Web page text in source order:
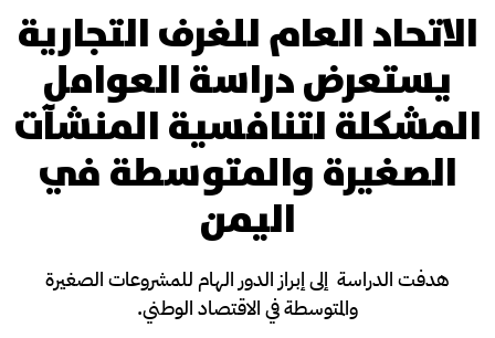
الاتحاد العام للغرف التجارية
يستعرض دراسة العوامل
المشكلة لتنافسية المنشآت
الصغيرة والمتوسطة في
اليمن
هدفت الدراسة إلى إبراز الدور الهام للمشروعات الصغيرة
والمتوسطة في الاقتصاد الوطني.